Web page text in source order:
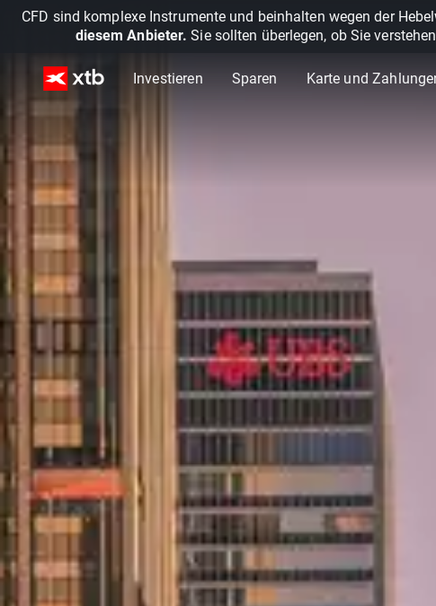
CFD sind komplexe Instrumente und beinhalten wegen der
diesem Anbieter. Sie sollten überlegen, ob Sie
Investieren Sparen Karte und